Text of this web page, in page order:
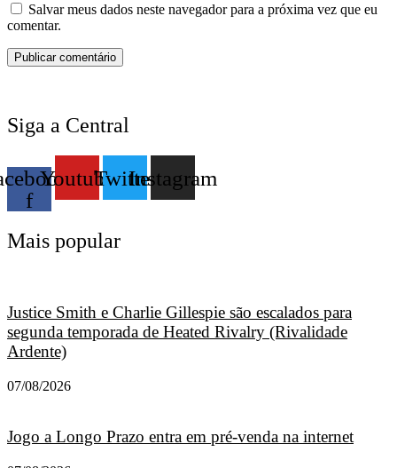
Salvar meus dados neste navegador para a próxima vez que eu
comentar.
Siga a Central
f
YoutubeTwitterInstagram
Mais popular
Justice Smith e Charlie Gillespie são escalados para
segunda temporada de Heated Rivalry (Rivalidade
Ardente)
07/08/2026
Jogo a Longo Prazo entra em pré-venda na internet